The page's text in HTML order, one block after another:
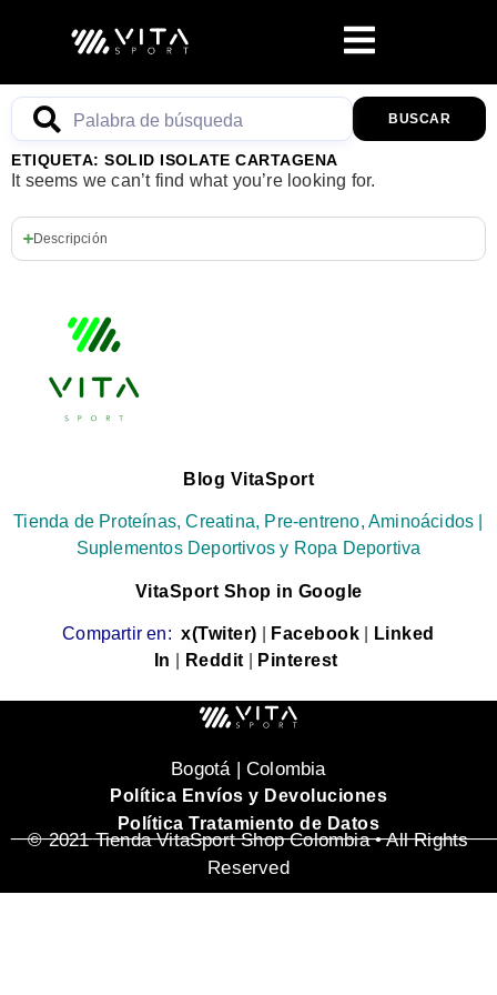
BUSCAR
ETIQUETA: SOLID ISOLATE CARTAGENA
It seems we can’t find what you’re looking for.
Descripción
Blog VitaSport
Tienda de Proteínas, Creatina, Pre-entreno, Aminoácidos |
Suplementos Deportivos y Ropa Deportiva
VitaSport Shop in Google
Compartir en: x(Twiter) Facebook
Linked
In
Reddit Pinterest
Bogotá | Colombia
Política Envíos y Devoluciones
Política Tratamiento de Datos
© 2021 Tienda VitaSport Shop Colombia • All Rights
Reserved